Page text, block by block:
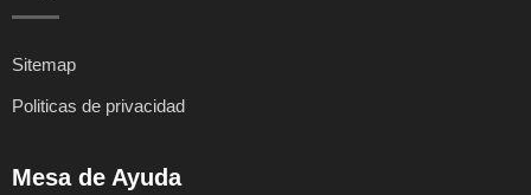
Sitemap
Politicas de privacidad
Mesa de Ayuda